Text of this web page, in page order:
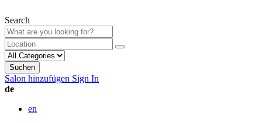
Search
Suchen
Salon hinzufügen Sign In
de
en